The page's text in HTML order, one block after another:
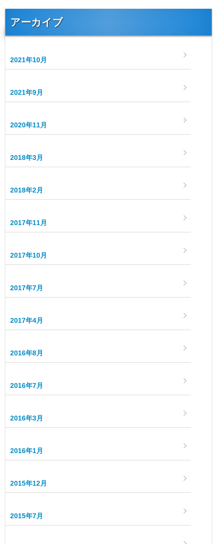
アーカイブ
2021年10月
2021年9月
2020年11月
2018年3月
2018年2月
2017年11月
2017年10月
2017年7月
2017年4月
2016年8月
2016年7月
2016年3月
2016年1月
2015年12月
2015年7月